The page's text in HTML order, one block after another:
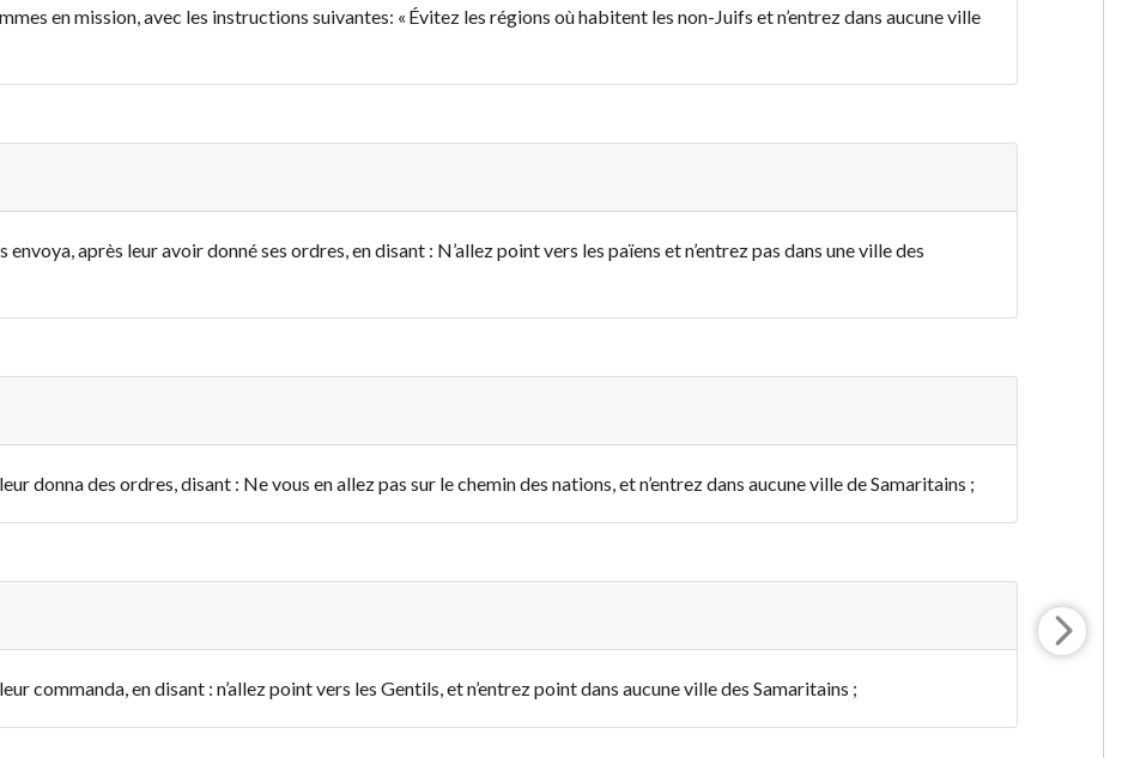
en mission, avec les instructions suivantes: « Évitez les régions où habitent les non-Juifs et n’entrez dans aucune ville
envoya, après leur avoir donné ses ordres, en disant : N’allez point vers les païens et n’entrez pas dans une ville des
donna des ordres, disant : Ne vous en allez pas sur le chemin des nations, et n’entrez dans aucune ville de Samaritains ;
commanda, en disant : n’allez point vers les Gentils, et n’entrez point dans aucune ville des Samaritains ;